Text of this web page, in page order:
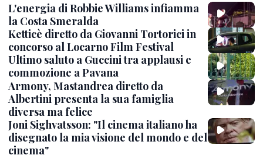
L'energia di Robbie Williams infiamma
la Costa Smeralda
Ketticè diretto da Giovanni Tortorici in
concorso al Locarno Film Festival
Ultimo saluto a Guccini tra applausi e
commozione a Pavana
Armony, Mastandrea diretto da
Albertini presenta la sua famiglia
diversa ma felice
Joni Sighvatsson: "Il cinema italiano ha
disegnato la mia visione del mondo e del
cinema"